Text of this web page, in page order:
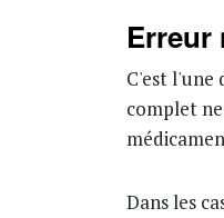
Erreur
C'est l'une
complet
Dans les